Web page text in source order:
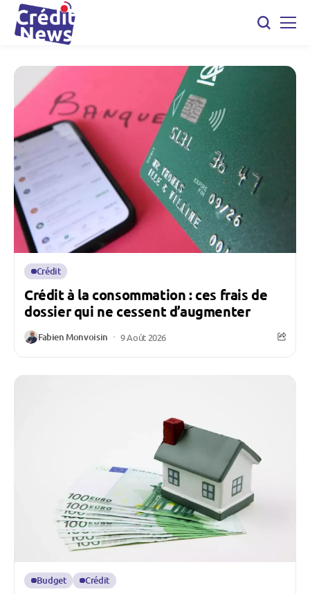
Crédit
Crédit à la consommation : ces frais de
dossier qui ne cessent d’augmenter
Fabien Monvoisin 9 Août 2026
Budget Crédit